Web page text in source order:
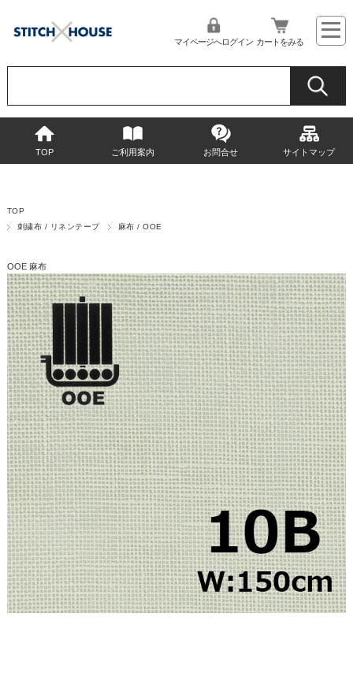
マイページへログイン カートをみる
TOP ご利用案内 お問合せ サイトマップ
TOP
刺繍布 / リネンテープ
麻布 / OOE
OOE 麻布